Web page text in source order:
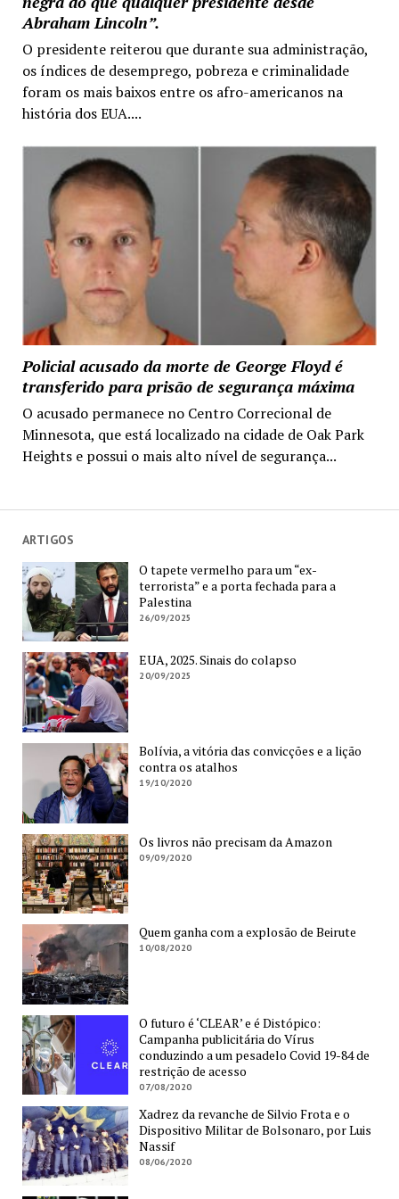
Abraham Lincoln”.
O presidente reiterou que durante sua administração,
os índices de desemprego, pobreza e criminalidade
foram os mais baixos entre os afro-americanos na
história dos EUA....
Policial acusado da morte de George Floyd é
transferido para prisão de segurança máxima
O acusado permanece no Centro Correcional de
Minnesota, que está localizado na cidade de Oak Park
Heights e possui o mais alto nível de segurança...
ARTIGOS
O tapete vermelho para um “ex-
terrorista” e a porta fechada para a
Palestina
26/09/2025
EUA, 2025. Sinais do colapso
20/09/2025
Bolívia, a vitória das convicções e a lição
contra os atalhos
19/10/2020
Os livros não precisam da Amazon
09/09/2020
Quem ganha com a explosão de Beirute
10/08/2020
O futuro é ‘CLEAR’ e é Distópico:
Campanha publicitária do Vírus
conduzindo a um pesadelo Covid 19-84 de
restrição de acesso
07/08/2020
Xadrez da revanche de Silvio Frota e o
Dispositivo Militar de Bolsonaro, por Luis
Nassif
08/06/2020